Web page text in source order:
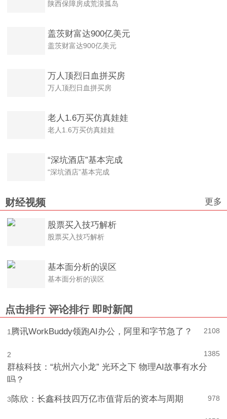
陕西保障房成荒漠孤岛
盖茨财富达900亿美元
盖茨财富达900亿美元
万人顶烈日血拼买房
万人顶烈日血拼买房
老人1.6万买仿真娃娃
老人1.6万买仿真娃娃
“深坑酒店”基本完成
“深坑酒店”基本完成
财经视频 更多
股票买入技巧解析
股票买入技巧解析
基本面分析的误区
基本面分析的误区
点击排行 评论排行 即时新闻
2108
1腾讯WorkBuddy领跑AI办公，阿里和字节急了？
1385
2
群核科技：“杭州六小龙” 光环之下 物理AI故事有水分
吗？
978
3陈欣：长鑫科技四万亿市值背后的资本与周期